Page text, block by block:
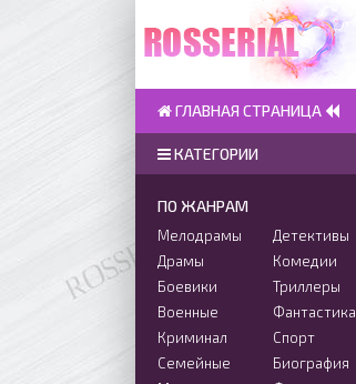
КАТЕГОРИИ
ПО ЖАНРАМ
Мелодрамы
Драмы
Боевики
Военные
Криминал
Семейные
Детективы
Комедии
Триллеры
Фантастика
Спорт
Биография
ГЛАВНАЯ СТРАНИЦА